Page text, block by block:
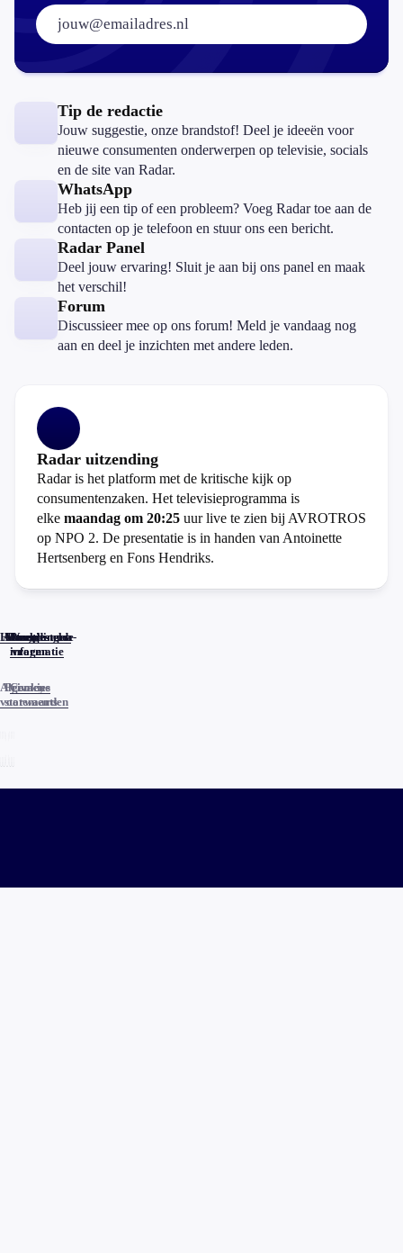
E-mailadres:
Tip de redactie
Jouw suggestie, onze brandstof! Deel je ideeën voor
nieuwe consumenten onderwerpen op televisie, socials
en de site van Radar.
WhatsApp
Heb jij een tip of een probleem? Voeg Radar toe aan de
contacten op je telefoon en stuur ons een bericht.
Radar Panel
Deel jouw ervaring! Sluit je aan bij ons panel en maak
het verschil!
Forum
Discussieer mee op ons forum! Meld je vandaag nog
aan en deel je inzichten met andere leden.
Radar uitzending
Radar is het platform met de kritische kijk op
consumentenzaken. Het televisieprogramma is
elke maandag om 20:25 uur live te zien bij AVROTROS
op NPO 2. De presentatie is in handen van Antoinette
Hertsenberg en Fons Hendriks.
Home
Actueel
Uitzendingen
Reacties
Programma-
informatie
Veelgestelde
vragen
Algemene
voorwaarden
Privacy
statements
Cookies